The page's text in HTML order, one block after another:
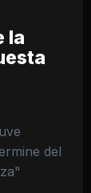
la
del